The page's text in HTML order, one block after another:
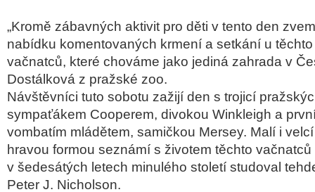
„Kromě zábavných aktivit pro děti v tento den
nabídku komentovaných krmení a setkání u
vačnatců, které chováme jako jediná zahrada v
Dostálková z pražské zoo.
Návštěvníci tuto sobotu zažijí den s trojicí
sympaťákem Cooperem, divokou Winkleigh a
vombatím mládětem, samičkou Mersey. Malí i
hravou formou seznámí s životem těchto
v šedesátých letech minulého století studoval
Peter J. Nicholson.